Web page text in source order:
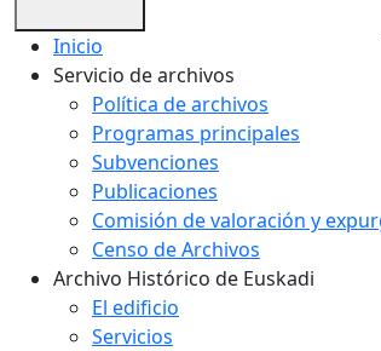
Inicio
Servicio de archivos
Política de archivos
Programas principales
Subvenciones
Publicaciones
Comisión de valoración y
Censo de Archivos
Archivo Histórico de Euskadi
El edificio
Servicios